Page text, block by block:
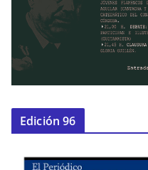
Edición 96